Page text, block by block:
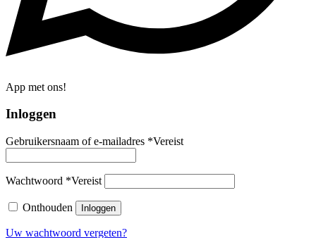
App met ons!
Inloggen
Gebruikersnaam of e-mailadres *Vereist
Wachtwoord *Vereist
Onthouden Inloggen
Uw wachtwoord vergeten?